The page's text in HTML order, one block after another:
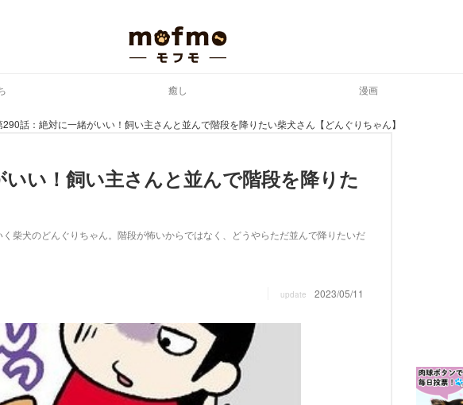
癒し 漫画
話：絶対に一緒がいい！飼い主さんと並んで階段を降りたい柴犬さん【どんぐりちゃん】
い！飼い主さんと並んで階段を降りた
柴犬のどんぐりちゃん。階段が怖いからではなく、どうやらただ並んで降りたいだ
update 2023/05/11